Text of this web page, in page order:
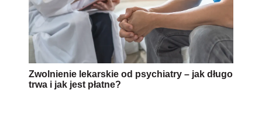
Zwolnienie lekarskie od psychiatry – jak długo
trwa i jak jest płatne?